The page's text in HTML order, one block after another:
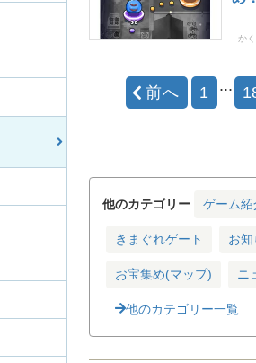
か
前へ 1 ...
他のカテゴリー ゲーム紹
きまぐれゲート お
お宝集め(マップ) ニ
他のカテゴリー一覧